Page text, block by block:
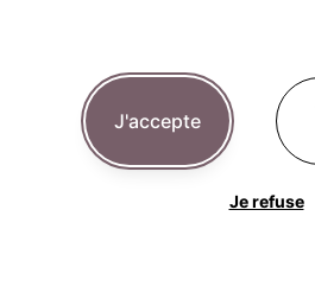
J'accepte
Je refuse